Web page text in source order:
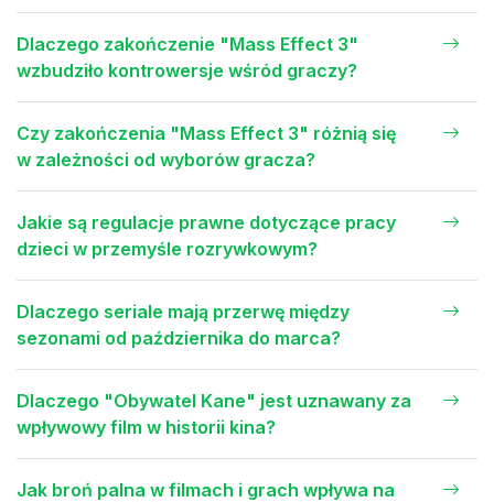
Dlaczego zakończenie "Mass Effect 3"
wzbudziło kontrowersje wśród graczy?
Czy zakończenia "Mass Effect 3" różnią się
w zależności od wyborów gracza?
Jakie są regulacje prawne dotyczące pracy
dzieci w przemyśle rozrywkowym?
Dlaczego seriale mają przerwę między
sezonami od października do marca?
Dlaczego "Obywatel Kane" jest uznawany za
wpływowy film w historii kina?
Jak broń palna w filmach i grach wpływa na